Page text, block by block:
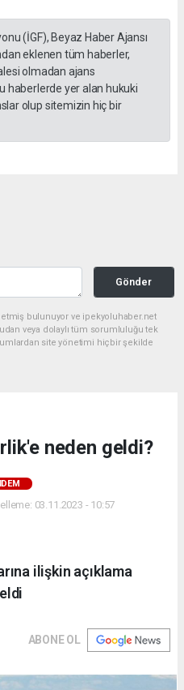
(İGF), Beyaz Haber Ajansı
eklenen tüm haberler,
olmadan ajans
haberlerde yer alan hukuki
olup sitemizin hiç bir
Gönder
etmiş bulunuyor ve ipekyoluhaber.net
veya dolaylı tüm sorumluluğu tek
site yönetimi hiçbir şekilde
neden geldi?
03.11.2023 - 10:57
ilişkin açıklama
ABONE OL